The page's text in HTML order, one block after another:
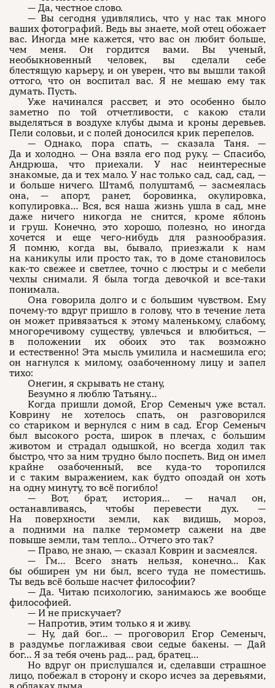
— Да, честное слово.
— Вы сегодня удивлялись, что у нас так много
ваших фотографий. Ведь вы знаете, мой отец обожает
вас. Иногда мне кажется, что вас он любит больше,
чем меня. Он гордится вами. Вы ученый,
необыкновенный человек, вы сделали себе
блестящую карьеру, и он уверен, что вы вышли такой
оттого, что он воспитал вас. Я не мешаю ему так
думать. Пусть.
Уже начинался рассвет, и это особенно было
заметно по той отчетливости, с какою стали
выделяться в воздухе клубы дыма и кроны деревьев.
Пели соловьи, и с полей доносился крик перепелов.
— Однако, пора спать, — сказала Таня. —
Да и холодно. — Она взяла его под руку. — Спасибо,
Андрюша, что приехали. У нас неинтересные
знакомые, да и тех мало. У нас только сад, сад, сад, —
и больше ничего. Штамб, полуштамб, — засмеялась
она, — апорт, ранет, боровинка, окулировка,
копулировка… Вся, вся наша жизнь ушла в сад, мне
даже ничего никогда не снится, кроме яблонь
и груш. Конечно, это хорошо, полезно, но иногда
хочется и еще чего-нибудь для разнообразия.
Я помню, когда вы, бывало, приезжали к нам
на каникулы или просто так, то в доме становилось
как-то свежее и светлее, точно с люстры и с мебели
чехлы снимали. Я была тогда девочкой и все-таки
понимала.
Она говорила долго и с большим чувством. Ему
почему-то вдруг пришло в голову, что в течение лета
он может привязаться к этому маленькому, слабому,
многоречивому существу, увлечься и влюбиться, —
в положении их обоих это так возможно
и естественно! Эта мысль умилила и насмешила его;
он нагнулся к милому, озабоченному лицу и запел
тихо:
Онегин, я скрывать не стану,
Безумно я люблю Татьяну…
Когда пришли домой, Егор Семеныч уже встал.
Коврину не хотелось спать, он разговорился
со стариком и вернулся с ним в сад. Егор Семеныч
был высокого роста, широк в плечах, с большим
животом и страдал одышкой, но всегда ходил так
быстро, что за ним трудно было поспеть. Вид он имел
крайне озабоченный, все куда-то торопился
и с таким выражением, как будто опоздай он хоть
на одну минуту, то всё погибло!
— Вот, брат, история… — начал он,
останавливаясь, чтобы перевести дух. —
На поверхности земли, как видишь, мороз,
а подними на палке термометр сажени на две
повыше земли, там тепло… Отчего это так?
— Право, не знаю, — сказал Коврин и засмеялся.
— Гм… Всего знать нельзя, конечно… Как
бы обширен ум ни был, всего туда не поместишь.
Ты ведь всё больше насчет философии?
— Да. Читаю психологию, занимаюсь же вообще
философией.
— И не прискучает?
— Напротив, этим только я и живу.
— Ну, дай бог… — проговорил Егор Семеныч,
в раздумье поглаживая свои седые бакены. — Дай
бог… Я за тебя очень рад… рад, братец…
Но вдруг он прислушался и, сделавши страшное
лицо, побежал в сторону и скоро исчез за деревьями,